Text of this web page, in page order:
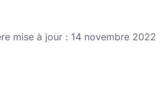
mise à jour : 14 novembre 2022